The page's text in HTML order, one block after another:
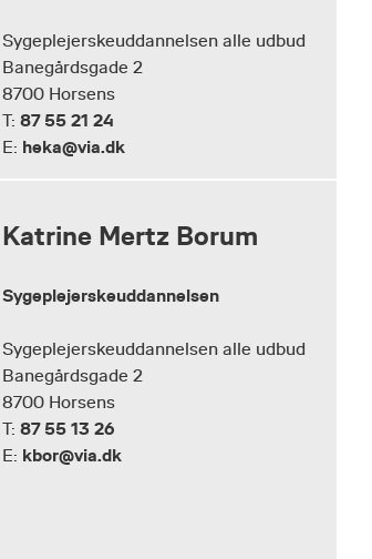
Sygeplejerskeuddannelsen alle udbud
Banegårdsgade 2
8700 Horsens
T: 87 55 21 24
E: heka@via.dk
Katrine Mertz Borum
Sygeplejerskeuddannelsen
Sygeplejerskeuddannelsen alle udbud
Banegårdsgade 2
8700 Horsens
T: 87 55 13 26
E: kbor@via.dk